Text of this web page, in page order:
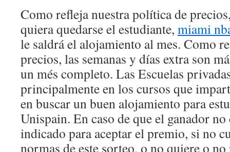
Como refleja nuestra política de
quiera quedarse el estudiante, miami
le saldrá el alojamiento al mes. Como
precios, las semanas y días extra son
un més completo. Las Escuelas
principalmente en los cursos que
en buscar un buen alojamiento para
Unispain. En caso de que el ganador
indicado para aceptar el premio, si no
normas de este sorteo, o no quiere o